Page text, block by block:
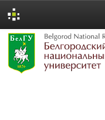
Skip
navigation